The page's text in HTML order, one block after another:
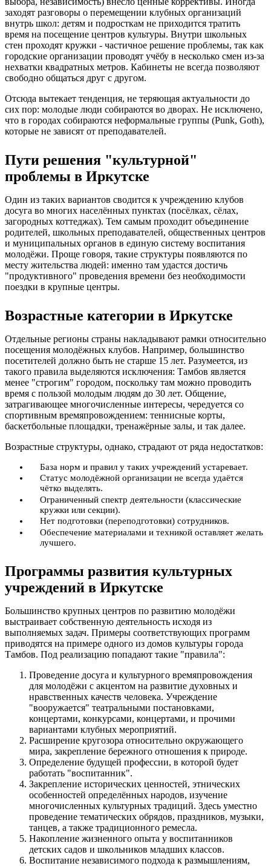
заходят разговоры о перемещении клубных организаций
внутрь школ: детям и подросткам не приходится тратить
время на посещение центров культуры. Внутри школьных
стен проходят кружки - частичное решение проблемы, так как
городские организации проводят учёбу в несколько смен из-за
нехватки квадратных метров. Кабинеты не всегда позволяют
свободно общаться друг с другом.
Отсюда вытекает тенденция, не теряющая актуальности до
сих пор: молодые люди собираются во дворах. Не исключено,
что в городах собираются неформальные группы (Punk, Goth),
которые не зависят от преподавателей.
Пути решения "культурной"
проблемы в Иркутске
Один из таких вариантов сводится к учреждению клубов
досуга во многих населённых пунктах (посёлках, сёлах,
загородных коттеджах). Тем самым проходит объединение
родителей, школьных преподавателей, общественных центров
и муниципальных органов в единую систему воспитания
молодёжи. Проще говоря, такие структуры появляются по
месту жительства людей: именно там удастся достичь
"продуктивного" проведения времени без необходимости
поездки в крупные центры.
Возрастные категории в Иркутске
Отдельные регионы страны накладывают рамки относительно
посещения молодёжных клубов. Например, большинство
посетителей должно быть не старше 15 лет. Разумеется, из
такого правила выделяются исключения: Тамбов является
менее "строгим" городом, поскольку там можно проводить
время с пользой молодым людям до 30 лет. Общение,
затрагивающее многочисленные интересы, чередуется со
спортивным времяпровождением: теннисные корты,
баскетбольные площадки, тренажёрные залы, и так далее.
Возрастные структуры, однако, страдают от ряда недостатков:
База норм и правил у таких учреждений устаревает.
Статус молодёжной организации не всегда удаётся
чётко выделять.
Ограниченный спектр деятельности (классические
кружки или секции).
Нет подготовки (переподготовки) сотрудников.
Обеспечение материалами и техникой оставляет желать
лучшего.
Программы развития культурных
учреждений в Иркутске
Большинство крупных центров по развитию молодёжи
выстраивает собственную деятельность исходя из
выполняемых задач. Примеры соответствующих программ
приводятся на примере одного из домов культуры города
Тамбов. Под реализацию попадают такие "правила":
Проведение досуга и культурного времяпровождения
для молодёжи с акцентом на развитие духовных и
нравственных качеств человека. Учреждение
"вооружается" театральными постановками,
концертами, конкурсами, концертами, и прочими
вариантами клубных мероприятий.
Расширение кругозора относительно окружающего
мира, закрепление бережного отношения к природе.
Определение будущей профессии, в которой будет
работать "воспитанник".
Закрепление исторических ценностей, этнических
особенностей определённых народов, изучение
многочисленных культурных традиций. Здесь уместно
проведение тематических обрядов, праздников, музыки,
танцев, а также традиционного ремесла.
Накопление жизненного опыта у воспитанников
детских садов и школьников младших классов.
Воспитание независимого подхода к размышлениям,